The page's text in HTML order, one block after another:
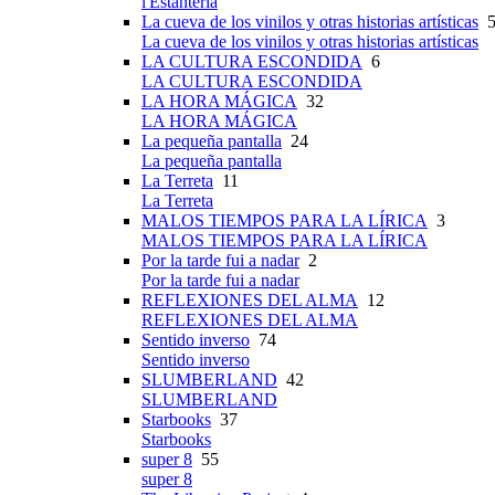
La cueva de los vinilos y otras historias artísticas
La cueva de los vinilos y otras historias artísticas
LA CULTURA ESCONDIDA 6
LA CULTURA ESCONDIDA
LA HORA MÁGICA 32
LA HORA MÁGICA
La pequeña pantalla 24
La pequeña pantalla
La Terreta 11
La Terreta
MALOS TIEMPOS PARA LA LÍRICA 3
MALOS TIEMPOS PARA LA LÍRICA
Por la tarde fui a nadar2
Por la tarde fui a nadar
REFLEXIONES DEL ALMA
12
REFLEXIONES DEL ALMA
Sentido inverso 74
Sentido inverso
SLUMBERLAND 42
SLUMBERLAND
Starbooks 37
Starbooks
super 8 55
super 8